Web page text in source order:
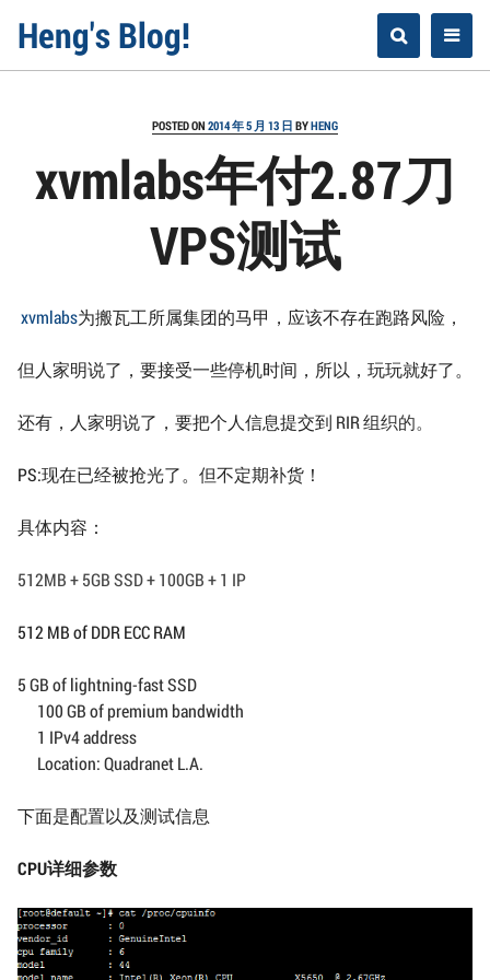
Heng's Blog!
POSTED ON 2014 年 5 月 13 日 BYHENG
xvmlabs年付2.87刀
VPS测试
xvmlabs为搬瓦工所属集团的马甲，应该不存在跑路风险，
但人家明说了，要接受一些停机时间，所以，玩玩就好了。
还有，人家明说了，要把个人信息提交到 RIR 组织的。
PS:现在已经被抢光了。但不定期补货！
具体内容：
512MB + 5GB SSD + 100GB + 1 IP
512 MB of DDR ECC RAM
5 GB of lightning-fast SSD
100 GB of premium bandwidth
1 IPv4 address
Location: Quadranet L.A.
下面是配置以及测试信息
CPU详细参数